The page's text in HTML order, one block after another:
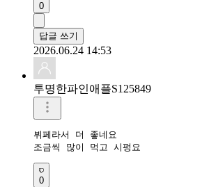
0
답글 쓰기
2026.06.24 14:53
투명한파인애플S125849
뷔페라서 더 좋네요
조금씩 많이 먹고 시펑요
0